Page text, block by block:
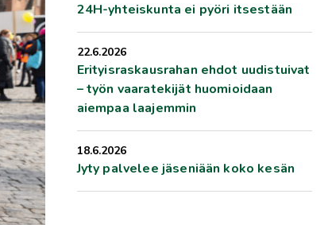
24H-yhteiskunta ei pyöri itsestään
22.6.2026
Erityisraskausrahan ehdot uudistuivat
– työn vaaratekijät huomioidaan
aiempaa laajemmin
18.6.2026
Jyty palvelee jäseniään koko kesän